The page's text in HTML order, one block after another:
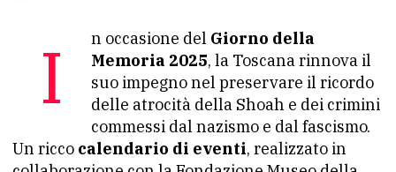
In occasione del Giorno della
Memoria 2025, la Toscana rinnova il
suo impegno nel preservare il ricordo
delle atrocità della Shoah e dei crimini
commessi dal nazismo e dal fascismo.
Un ricco calendario di eventi, realizzato in